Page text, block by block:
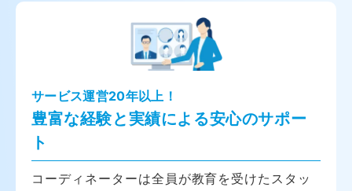
サービス運営20年以上！
豊富な経験と実績による安心のサポー
ト
コーディネーターは全員が教育を受けたスタッ